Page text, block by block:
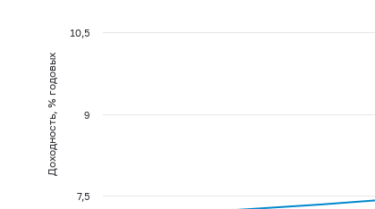
Доходность, % годовых
7,5
9
10,5